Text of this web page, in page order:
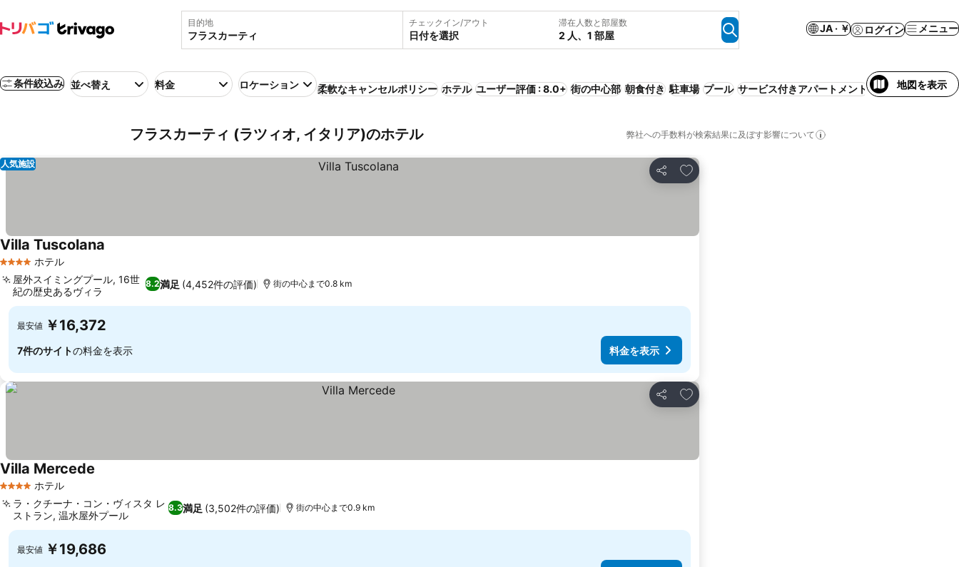
目的地 チェックイン/アウト
日付を選択
滞在人数と部屋数
2 人、1 部屋
JA · ￥ ログイン メニュー
条件絞込み 並べ替え 料金 ロケーション 柔軟なキャンセルポリシー ホテル ユーザー評価 : 8.0+ 街の中心部 朝食付き 駐車場 プール サービス付きアパートメント ペット可 エアコン
地図を表示
フラスカーティ (ラツィオ, イタリア)のホテル 弊社への手数料が検索結果に及ぼす影響について
シェア
お気に入りに追加
人気施設
4 ホテルのランク
ホテル
Villa Tuscolana
8.2満足 (4,452件の評価)
屋外スイミングプール, 16世
紀の歴史あるヴィラ
街の中心まで0.8 km
最安値 ￥16,372
7件のサイトの料金を表示 料金を表示
シェア
お気に入りに追加
4 ホテルのランク
ホテル
Villa Mercede
8.3満足 (3,502件の評価)
ラ・クチーナ・コン・ヴィスタ レ
ストラン, 温水屋外プール
街の中心まで0.9 km
最安値 ￥19,686